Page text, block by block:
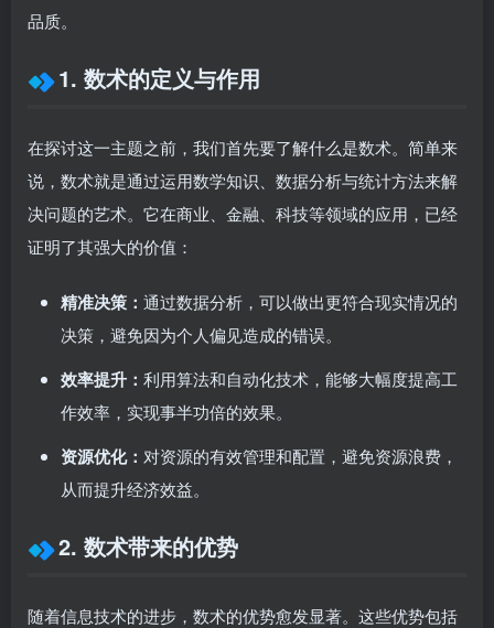
品质。
1. 数术的定义与作用
在探讨这一主题之前，我们首先要了解什么是数术。简单来
说，数术就是通过运用数学知识、数据分析与统计方法来解
决问题的艺术。它在商业、金融、科技等领域的应用，已经
证明了其强大的价值：
精准决策： 通过数据分析，可以做出更符合现实情况的
决策，避免因为个人偏见造成的错误。
效率提升： 利用算法和自动化技术，能够大幅度提高工
作效率，实现事半功倍的效果。
资源优化： 对资源的有效管理和配置，避免资源浪费，
从而提升经济效益。
2. 数术带来的优势
随着信息技术的进步，数术的优势愈发显著。这些优势包括